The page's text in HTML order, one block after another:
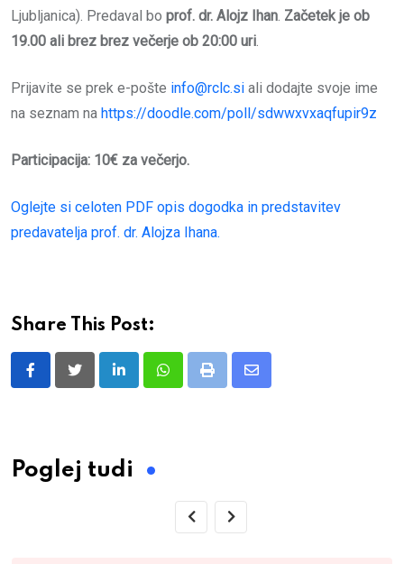
Ljubljanica). Predaval bo prof. dr. Alojz Ihan. Začetek je ob
19.00 ali brez brez večerje ob 20:00 uri.
Prijavite se prek e-pošte info@rclc.si ali dodajte svoje ime
na seznam na https://doodle.com/poll/sdwwxvxaqfupir9z
Participacija: 10€ za večerjo.
Oglejte si celoten PDF opis dogodka in predstavitev
predavatelja prof. dr. Alojza Ihana.
Share This Post:
LinkedInWhatsappPrint
Share
Poglej tudi